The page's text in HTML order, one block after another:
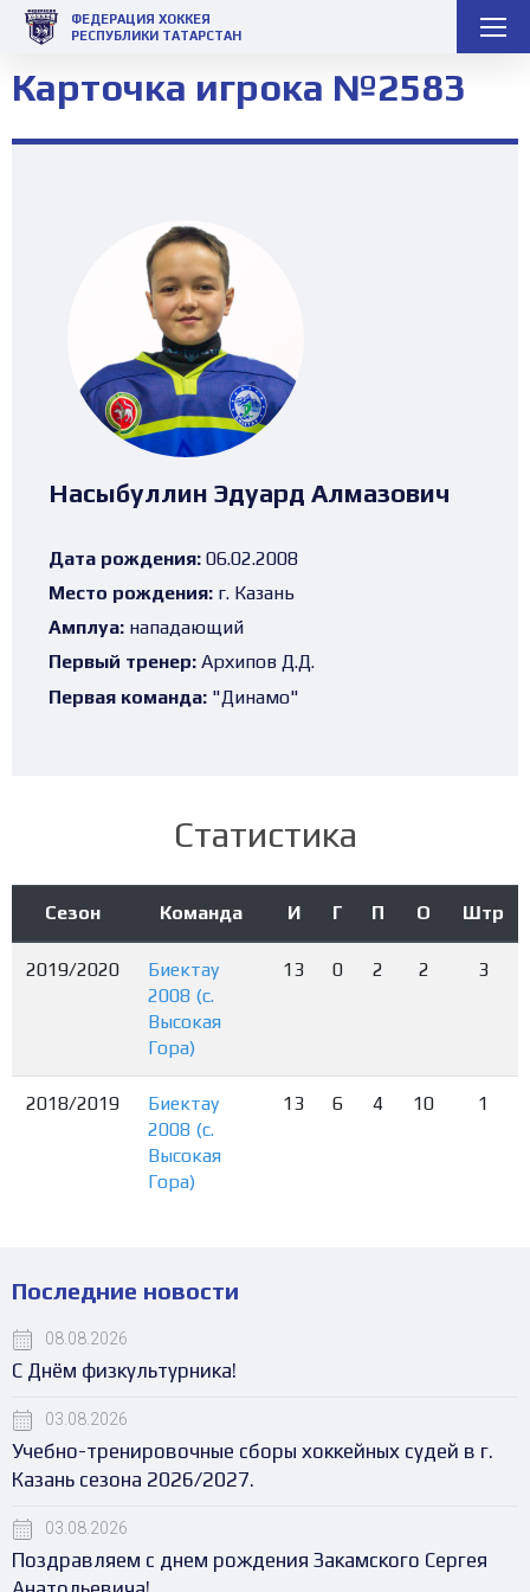
ФЕДЕРАЦИЯ ХОККЕЯ
РЕСПУБЛИКИ ТАТАРСТАН
Карточка игрока №2583
Насыбуллин Эдуард Алмазович
Дата рождения: 06.02.2008
Место рождения: г. Казань
Амплуа: нападающий
Первый тренер: Архипов Д.Д.
Первая команда: "Динамо"
Статистика
Сезон Команда И Г П О Штр
2019/2020
Биектау
2008 (с.
Высокая
Гора)
13 0 2 2 3
2018/2019
Биектау
2008 (с.
Высокая
Гора)
13 6 4 10 1
Последние новости
08.08.2026
С Днём физкультурника!
03.08.2026
Учебно-тренировочные сборы хоккейных судей в г.
Казань сезона 2026/2027.
03.08.2026
Поздравляем с днем рождения Закамского Сергея